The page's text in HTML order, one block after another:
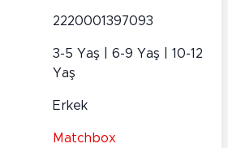
2220001397093
3-5 Yaş | 6-9 Yaş | 10-12
Yaş
Erkek
Matchbox